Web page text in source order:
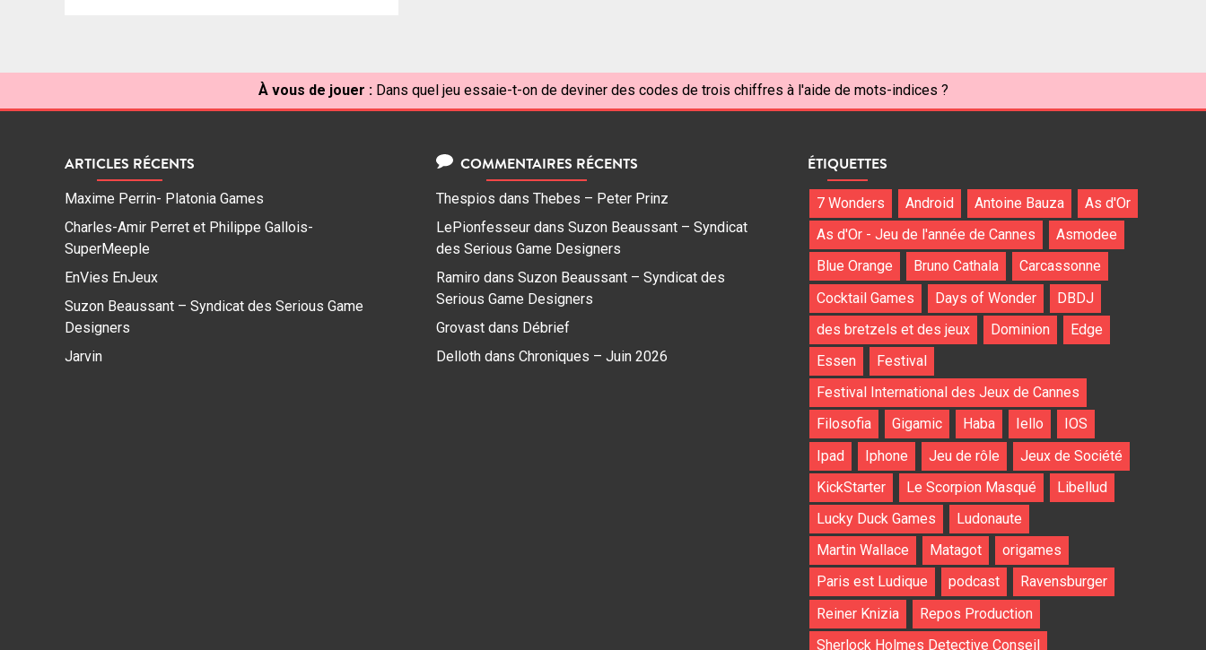
À vous de jouer : Dans quel jeu essaie-t-on de deviner des codes de trois chiffres à l'aide de mots-indices ?
ARTICLES RÉCENTS
Maxime Perrin- Platonia Games
Charles-Amir Perret et Philippe Gallois-
SuperMeeple
EnVies EnJeux
Suzon Beaussant – Syndicat des Serious Game
Designers
Jarvin
COMMENTAIRES RÉCENTS
Thespios dans Thebes – Peter Prinz
LePionfesseur dans Suzon Beaussant – Syndicat
des Serious Game Designers
Ramiro dans Suzon Beaussant – Syndicat des
Serious Game Designers
Grovast dans Débrief
Delloth dans Chroniques – Juin 2026
ÉTIQUETTES
7 Wonders Android Antoine Bauza
As d'Or
As d'Or - Jeu de l'année de Cannes
Asmodee
Blue Orange
Bruno Cathala
Carcassonne
Cocktail Games
Days of Wonder
DBDJ
des bretzels et des jeux
Dominion
Edge
Essen
Festival
Festival International des Jeux de Cannes
Filosofia
Gigamic Haba Iello
IOS
Ipad
Iphone Jeu de rôle
Jeux de Société
KickStarter
Le Scorpion Masqué
Libellud
Lucky Duck Games
Ludonaute
Martin Wallace
Matagot
origames
Paris est Ludique
podcast
Ravensburger
Reiner Knizia
Repos Production
Sherlock Holmes Detective Conseil